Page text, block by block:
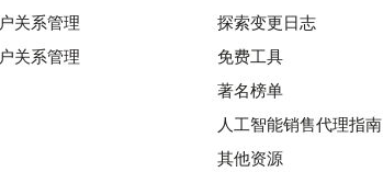
关系管理
关系管理
探索变更日志
免费工具
著名榜单
人工智能销售代理指南
其他资源